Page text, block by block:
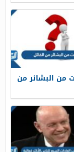
من البشائر من